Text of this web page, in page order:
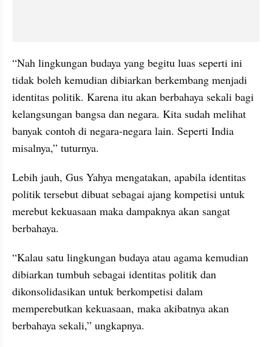
“Nah lingkungan budaya yang begitu luas seperti ini
tidak boleh kemudian dibiarkan berkembang menjadi
identitas politik. Karena itu akan berbahaya sekali bagi
kelangsungan bangsa dan negara. Kita sudah melihat
banyak contoh di negara-negara lain. Seperti India
misalnya,” tuturnya.
Lebih jauh, Gus Yahya mengatakan, apabila identitas
politik tersebut dibuat sebagai ajang kompetisi untuk
merebut kekuasaan maka dampaknya akan sangat
berbahaya.
“Kalau satu lingkungan budaya atau agama kemudian
dibiarkan tumbuh sebagai identitas politik dan
dikonsolidasikan untuk berkompetisi dalam
memperebutkan kekuasaan, maka akibatnya akan
berbahaya sekali,” ungkapnya.